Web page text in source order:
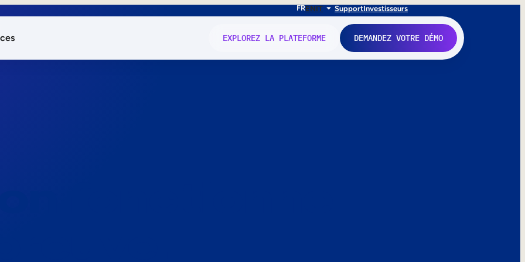
FRENIT SupportInvestisseurs
EXPLOREZ LA PLATEFORME DEMANDEZ VOTRE DÉMO